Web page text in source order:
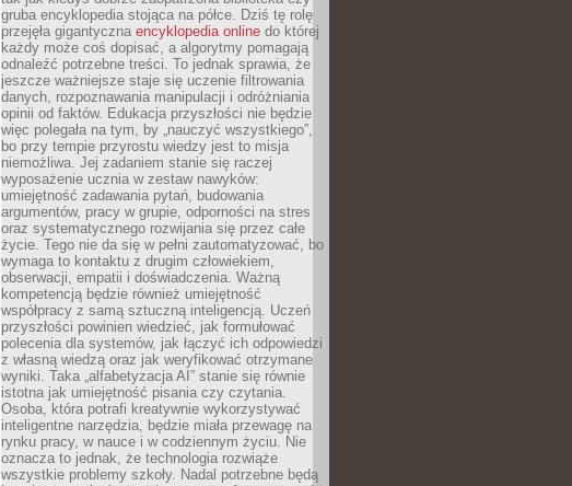
gruba encyklopedia stojąca na półce. Dziś tę rolę
przejęła gigantyczna encyklopedia online do której
każdy może coś dopisać, a algorytmy pomagają
odnaleźć potrzebne treści. To jednak sprawia, że
jeszcze ważniejsze staje się uczenie filtrowania
danych, rozpoznawania manipulacji i odróżniania
opinii od faktów. Edukacja przyszłości nie będzie
więc polegała na tym, by „nauczyć wszystkiego”,
bo przy tempie przyrostu wiedzy jest to misja
niemożliwa. Jej zadaniem stanie się raczej
wyposażenie ucznia w zestaw nawyków:
umiejętność zadawania pytań, budowania
argumentów, pracy w grupie, odporności na stres
oraz systematycznego rozwijania się przez całe
życie. Tego nie da się w pełni zautomatyzować, bo
wymaga to kontaktu z drugim człowiekiem,
obserwacji, empatii i doświadczenia. Ważną
kompetencją będzie również umiejętność
współpracy z samą sztuczną inteligencją. Uczeń
przyszłości powinien wiedzieć, jak formułować
polecenia dla systemów, jak łączyć ich odpowiedzi
z własną wiedzą oraz jak weryfikować otrzymane
wyniki. Taka „alfabetyzacja AI” stanie się równie
istotna jak umiejętność pisania czy czytania.
Osoba, która potrafi kreatywnie wykorzystywać
inteligentne narzędzia, będzie miała przewagę na
rynku pracy, w nauce i w codziennym życiu. Nie
oznacza to jednak, że technologia rozwiąże
wszystkie problemy szkoły. Nadal potrzebne będą